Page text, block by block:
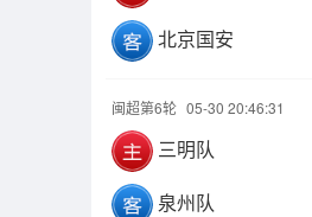
北京国安
闽超第6轮 05-30 20:46:31
三明队
泉州队